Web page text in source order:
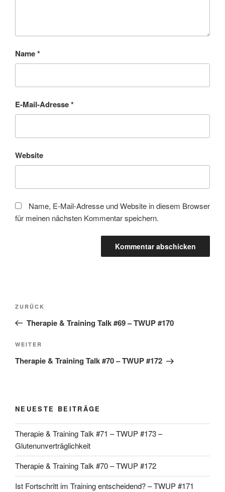
Name*
E-Mail-Adresse*
Website
Name, E-Mail-Adresse und Website in diesem Browser
für meinen nächsten Kommentar speichern.
Beitragsnavigation
Vorheriger
Beitrag
ZURÜCK
Therapie & Training Talk #69 – TWUP #170
Nächster
Beitrag
WEITER
Therapie & Training Talk #70 – TWUP #172
NEUESTE BEITRÄGE
Therapie & Training Talk #71 – TWUP #173 –
Glutenunverträglichkeit
Therapie & Training Talk #70 – TWUP #172
Ist Fortschritt im Training entscheidend? – TWUP #171